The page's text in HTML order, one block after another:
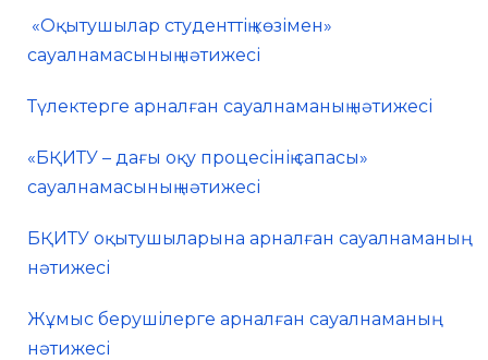
«Оқытушылар студенттің көзімен»
сауалнамасының нәтижесі
Түлектерге арналған сауалнаманың нәтижесі
«БҚИТУ – дағы оқу процесінің сапасы»
сауалнамасының нәтижесі
БҚИТУ оқытушыларына арналған сауалнаманың
нәтижесі
Жұмыс берушілерге арналған сауалнаманың
нәтижесі